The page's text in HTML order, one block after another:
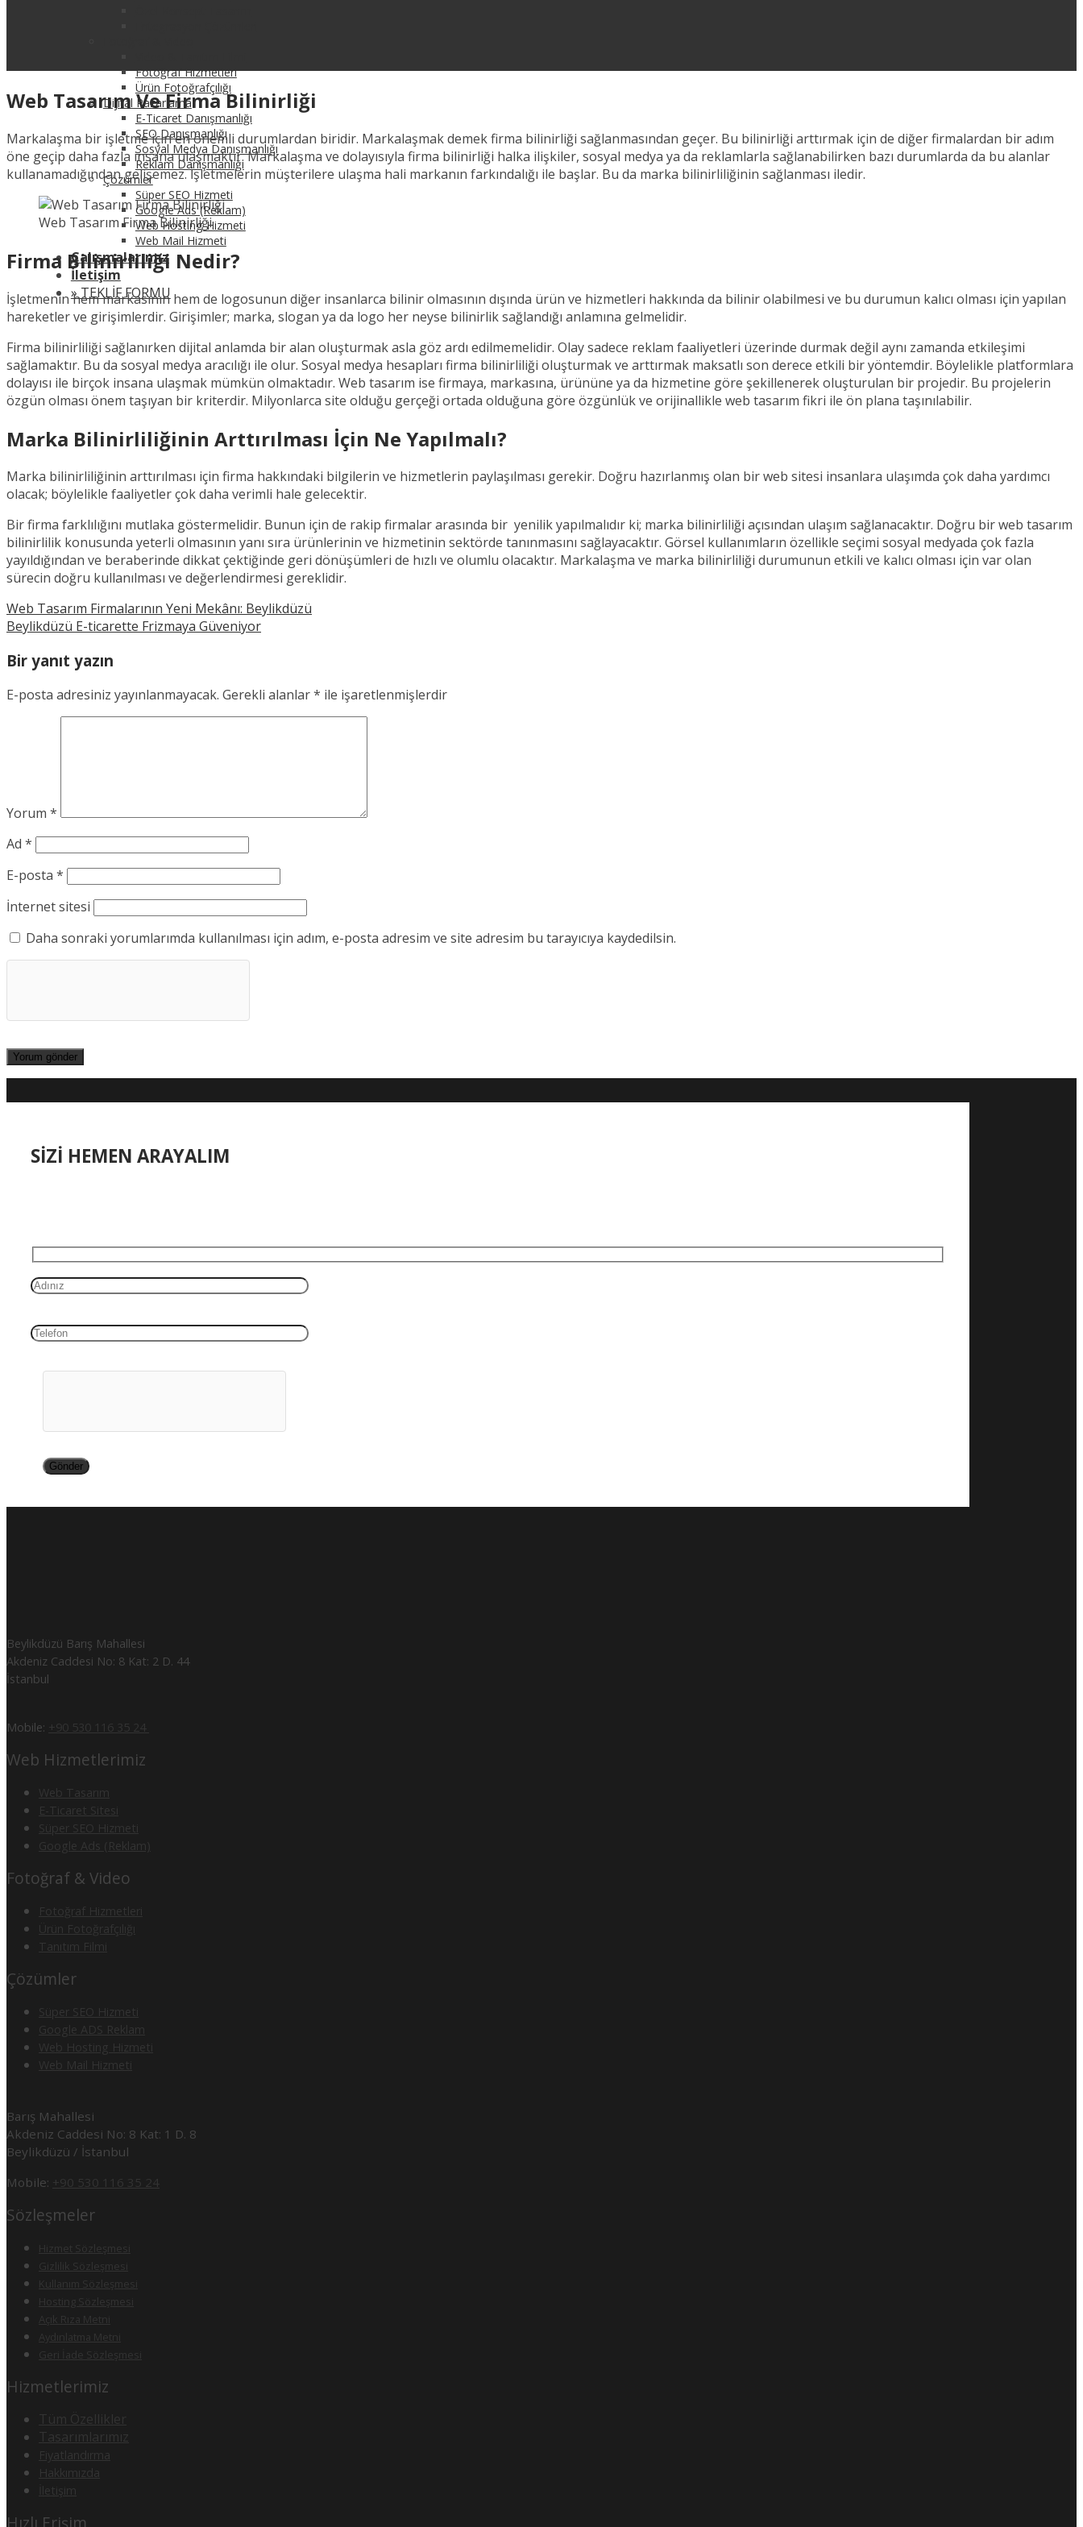
Fotoğraf Hizmetleri
Ürün Fotoğrafçılığı
Dijital Pazarlama
E-Ticaret Danışmanlığı
SEO Danışmanlığı
Sosyal Medya Danışmanlığı
Reklam Danışmanlığı
Çözümler
Süper SEO Hizmeti
Google Ads (Reklam)
Web Hosting Hizmeti
Web Mail Hizmeti
Çalışmalarımız
İletişim
» TEKLİF FORMU
Web Tasarım Ve Firma Bilinirliği
Markalaşma bir işletme için en önemli durumlardan biridir. Markalaşmak demek firma bilinirliği sağlanmasından geçer. Bu bilinirliği arttırmak için de diğer firmalardan bir adım
öne geçip daha fazla insana ulaşmaktır. Markalaşma ve dolayısıyla firma bilinirliği halka ilişkiler, sosyal medya ya da reklamlarla sağlanabilirken bazı durumlarda da bu alanlar
kullanamadığından gelişemez. İşletmelerin müşterilere ulaşma hali markanın farkındalığı ile başlar. Bu da marka bilinirliliğinin sağlanması iledir.
Web Tasarım Firma Bilinirliği
Firma Bilinirliliği Nedir?
İşletmenin hem markasının hem de logosunun diğer insanlarca bilinir olmasının dışında ürün ve hizmetleri hakkında da bilinir olabilmesi ve bu durumun kalıcı olması için yapılan
hareketler ve girişimlerdir. Girişimler; marka, slogan ya da logo her neyse bilinirlik sağlandığı anlamına gelmelidir.
Firma bilinirliliği sağlanırken dijital anlamda bir alan oluşturmak asla göz ardı edilmemelidir. Olay sadece reklam faaliyetleri üzerinde durmak değil aynı zamanda etkileşimi
sağlamaktır. Bu da sosyal medya aracılığı ile olur. Sosyal medya hesapları firma bilinirliliği oluşturmak ve arttırmak maksatlı son derece etkili bir yöntemdir. Böylelikle platformlara
dolayısı ile birçok insana ulaşmak mümkün olmaktadır. Web tasarım ise firmaya, markasına, ürününe ya da hizmetine göre şekillenerek oluşturulan bir projedir. Bu projelerin
özgün olması önem taşıyan bir kriterdir. Milyonlarca site olduğu gerçeği ortada olduğuna göre özgünlük ve orijinallikle web tasarım fikri ile ön plana taşınılabilir.
Marka Bilinirliliğinin Arttırılması İçin Ne Yapılmalı?
Marka bilinirliliğinin arttırılması için firma hakkındaki bilgilerin ve hizmetlerin paylaşılması gerekir. Doğru hazırlanmış olan bir web sitesi insanlara ulaşımda çok daha yardımcı
olacak; böylelikle faaliyetler çok daha verimli hale gelecektir.
Bir firma farklılığını mutlaka göstermelidir. Bunun için de rakip firmalar arasında bir yenilik yapılmalıdır ki; marka bilinirliliği açısından ulaşım sağlanacaktır. Doğru bir web tasarım
bilinirlilik konusunda yeterli olmasının yanı sıra ürünlerinin ve hizmetinin sektörde tanınmasını sağlayacaktır. Görsel kullanımların özellikle seçimi sosyal medyada çok fazla
yayıldığından ve beraberinde dikkat çektiğinde geri dönüşümleri de hızlı ve olumlu olacaktır. Markalaşma ve marka bilinirliliği durumunun etkili ve kalıcı olması için var olan
sürecin doğru kullanılması ve değerlendirmesi gereklidir.
Web Tasarım Firmalarının Yeni Mekânı: Beylikdüzü
Beylikdüzü E-ticarette Frizmaya Güveniyor
Bir yanıt yazın
E-posta adresiniz yayınlanmayacak. Gerekli alanlar* ile işaretlenmişlerdir
Yorum *
Ad *
E-posta *
İnternet sitesi
Daha sonraki yorumlarımda kullanılması için adım, e-posta adresim ve site adresim bu tarayıcıya kaydedilsin.
SİZİ HEMEN ARAYALIM
Beylikdüzü Barış Mahallesi
Akdeniz Caddesi No: 8 Kat: 2 D. 44
İstanbul
Mobile: +90 530 116 35 24
Web Hizmetlerimiz
Web Tasarım
E-Ticaret Sitesi
Süper SEO Hizmeti
Google Ads (Reklam)
Fotoğraf & Video
Fotoğraf Hizmetleri
Ürün Fotoğrafçılığı
Tanıtım Filmi
Çözümler
Süper SEO Hizmeti
Google ADS Reklam
Web Hosting Hizmeti
Web Mail Hizmeti
Barış Mahallesi
Akdeniz Caddesi No: 8 Kat: 1 D. 8
Beylikdüzü / İstanbul
Mobile: +90 530 116 35 24
Sözleşmeler
Hizmet Sözleşmesi
Gizlilik Sözleşmesi
Kullanım Sözleşmesi
Hosting Sözleşmesi
Açık Rıza Metni
Aydınlatma Metni
Geri İade Sözleşmesi
Hizmetlerimiz
Tüm Özellikler
Tasarımlarımız
Fiyatlandırma
Hakkımızda
İletişim
Hızlı Erişim